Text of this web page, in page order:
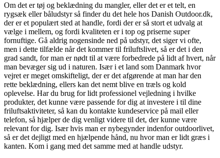
Om det er tøj og beklædning du mangler, eller det er et telt, en
rygsæk eller båludstyr så finder du det hele hos Danish Outdoor.dk,
der er et populært sted at handle, fordi der er så stort et udvalg at
vælge i mellem, og fordi kvaliteten er i top og priserne super
fornuftige. Gå aldrig nogensinde ned på udstyr, det siger vi ofte,
men i dette tilfælde når det kommer til friluftslivet, så er det i den
grad sandt, for man er nødt til at være forbedrede på lidt af hvert, når
man bevæger sig ud i naturen. Især i et land som Danmark hvor
vejret er meget omskifteligt, der er det afgørende at man har den
rette beklædning, ellers kan det nemt blive en træls og kold
oplevelse. Har du brug for lidt professionel vejledning i hvilke
produkter, det kunne være passende for dig at investere i til dine
friluftsaktiviteter, så kan du kontakte kundeservice på mail eller
telefon, så hjælper de dig venligt videre til det, der kunne være
relevant for dig. Især hvis man er nybegynder indenfor outdoorlivet,
så er det dejligt med en hjælpende hånd, nu hvor man er lidt græs i
kanten. Kom i gang med det samme med at handle udstyr.